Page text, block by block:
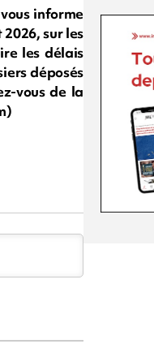
informe
sur les
les délais
déposés
vous de la